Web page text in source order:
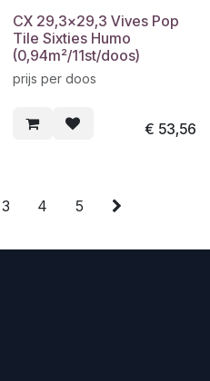
CX 29,3x29,3 Vives Pop
Tile Sixties Humo
(0,94m²/11st/doos)
prijs per doos
€ 53,56
3 4 5